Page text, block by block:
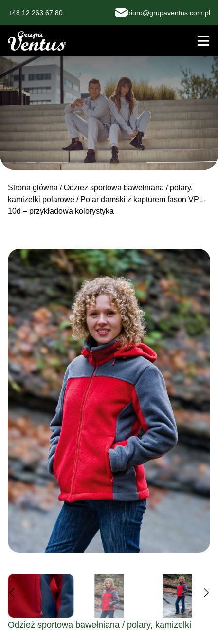
+48 12 263 67 80 biuro@grupaventus.com.pl
Strona główna /Odzież sportowa bawełniana / polary,
kamizelki polarowe / Polar damski z kapturem fason VPL-
10d – przykładowa kolorystyka
Odzież sportowa bawełniana / polary, kamizelki